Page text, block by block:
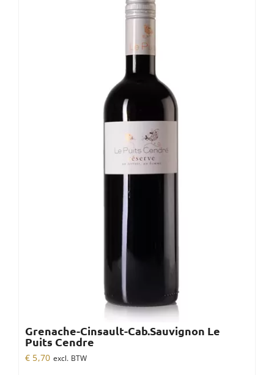
Grenache-Cinsault-Cab.Sauvignon Le
Puits Cendre
€ 5,70 excl. BTW